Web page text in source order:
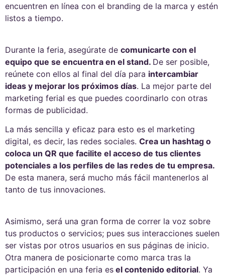
encuentren en línea con el branding de la marca y estén
listos a tiempo.
Durante la feria, asegúrate de comunicarte con el
equipo que se encuentra en el stand. De ser posible,
reúnete con ellos al final del día para intercambiar
ideas y mejorar los próximos días. La mejor parte del
marketing ferial es que puedes coordinarlo con otras
formas de publicidad.
La más sencilla y eficaz para esto es el marketing
digital, es decir, las redes sociales. Crea un hashtag o
coloca un QR que facilite el acceso de tus clientes
potenciales a los perfiles de las redes de tu empresa.
De esta manera, será mucho más fácil mantenerlos al
tanto de tus innovaciones.
Asimismo, será una gran forma de correr la voz sobre
tus productos o servicios; pues sus interacciones suelen
ser vistas por otros usuarios en sus páginas de inicio.
Otra manera de posicionarte como marca tras la
participación en una feria es el contenido editorial. Ya